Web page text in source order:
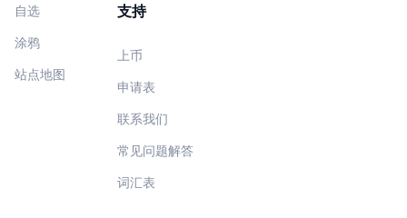
自选
涂鸦
站点地图
支持
上币
申请表
联系我们
常见问题解答
词汇表